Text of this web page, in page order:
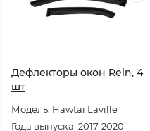
Дефлекторы окон Rein, 4
шт
Модель: Hawtai Laville
Года выпуска: 2017-2020